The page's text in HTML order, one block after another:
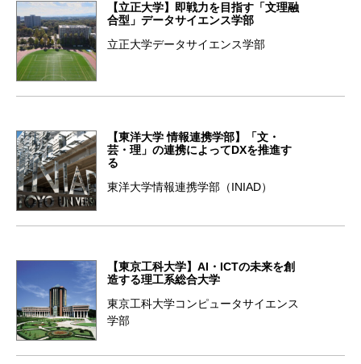
【立正大学】即戦力を目指す「文理融
合型」データサイエンス学部
立正大学データサイエンス学部
【東洋大学 情報連携学部】「文・
芸・理」の連携によってDXを推進す
る
東洋大学情報連携学部（INIAD）
【東京工科大学】AI・ICTの未来を創
造する理工系総合大学
東京工科大学コンピュータサイエンス
学部